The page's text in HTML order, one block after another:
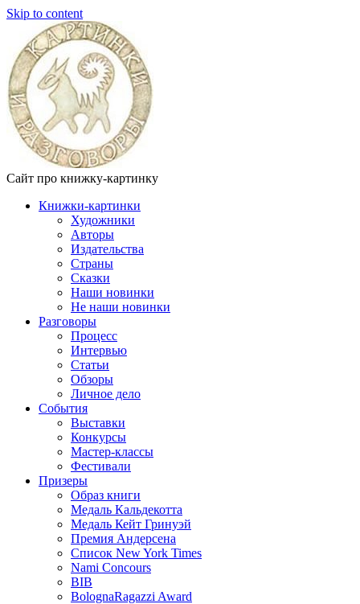
Skip to content
Сайт про книжку-картинку
Книжки-картинки
Художники
Авторы
Издательства
Страны
Сказки
Наши новинки
Не наши новинки
Разговоры
Процесс
Интервью
Статьи
Обзоры
Личное дело
События
Выставки
Конкурсы
Мастер-классы
Фестивали
Призеры
Образ книги
Медаль Кальдекотта
Медаль Кейт Гринуэй
Премия Андерсена
Список New York Times
Nami Concours
BIB
BolognaRagazzi Award